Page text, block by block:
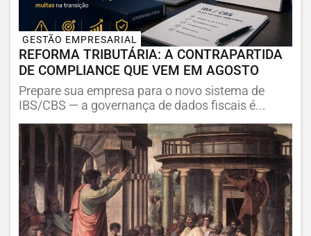
GESTÃO EMPRESARIAL
REFORMA TRIBUTÁRIA: A CONTRAPARTIDA
DE COMPLIANCE QUE VEM EM AGOSTO
Prepare sua empresa para o novo sistema de
IBS/CBS — a governança de dados fiscais é...